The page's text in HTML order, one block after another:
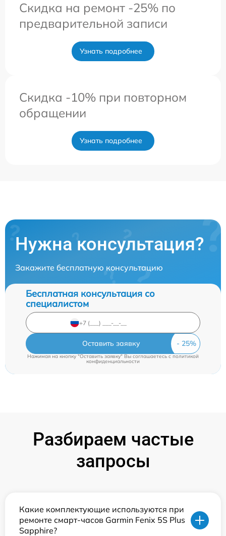
Скидка на ремонт -25% по
предварительной записи
Узнать подробнее
Скидка -10% при повторном
обращении
Узнать подробнее
Нужна консультация?
Закажите бесплатную консультацию
Бесплатная консультация со
специалистом
Оставить заявку
Нажимая на кнопку "Оставить заявку" Вы соглашаетесь cполитикой
конфиденциальности
Разбираем частые
запросы
Какие комплектующие используются при
ремонте смарт-часов Garmin Fenix 5S Plus
Sapphire?